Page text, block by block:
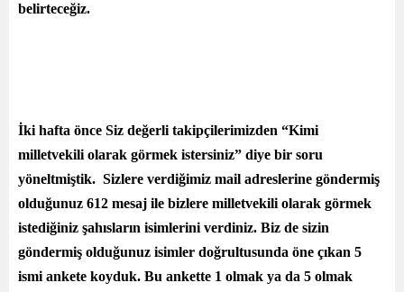
belirteceğiz.
İki hafta önce Siz değerli takipçilerimizden “Kimi
milletvekili olarak görmek istersiniz” diye bir soru
yöneltmiştik. Sizlere verdiğimiz mail adreslerine göndermiş
olduğunuz 612 mesaj ile bizlere milletvekili olarak görmek
istediğiniz şahısların isimlerini verdiniz. Biz de sizin
göndermiş olduğunuz isimler doğrultusunda öne çıkan 5
ismi ankete koyduk. Bu ankette 1 olmak ya da 5 olmak